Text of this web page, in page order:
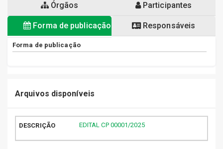
Forma de publicação Responsáveis
Órgãos Participantes
Forma de publicação
Arquivos disponíveis
EDITAL CP 00001/2025